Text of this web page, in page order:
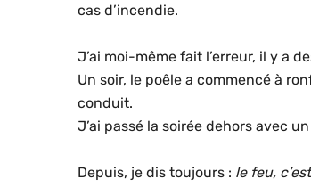
cas d’incendie.
J’ai moi-même fait l’erreur, il y a
Un soir, le poêle a commencé à
conduit.
J’ai passé la soirée dehors avec
Depuis, je dis toujours : le feu,